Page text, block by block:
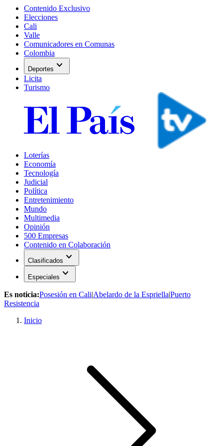
Contenido Exclusivo
Elecciones
Cali
Valle
Comunicadores en Comunas
Colombia
Deportes expand_more
Licita
Turismo
Loterías
Economía
Tecnología
Judicial
Política
Entretenimiento
Mundo
Multimedia
Opinión
500 Empresas
Contenido en Colaboración
Clasificados expand_more
Especiales expand_more
Es noticia:Posesión en Cali|Abelardo de la Espriella|Puerto
Resistencia
Inicio